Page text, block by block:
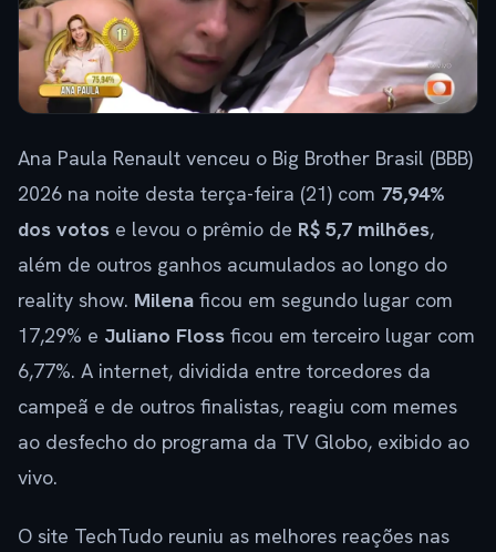
Ana Paula Renault venceu o Big Brother Brasil (BBB)
2026 na noite desta terça-feira (21) com 75,94%
dos votos e levou o prêmio de R$ 5,7 milhões,
além de outros ganhos acumulados ao longo do
reality show. Milena ficou em segundo lugar com
17,29% e Juliano Floss ficou em terceiro lugar com
6,77%. A internet, dividida entre torcedores da
campeã e de outros finalistas, reagiu com memes
ao desfecho do programa da TV Globo, exibido ao
vivo.
O site TechTudo reuniu as melhores reações nas